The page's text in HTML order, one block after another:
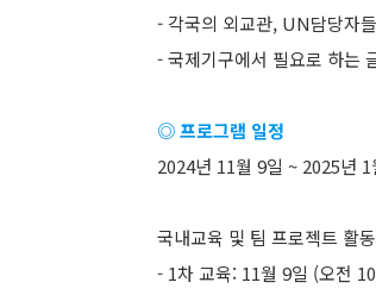
- 각국의 외교관, UN담당자
- 국제기구에서 필요로 하는
◎ 프로그램 일정
2024년 11월 9일 ~ 2025년 1
국내교육 및 팀 프로젝트 활
- 1차 교육: 11월 9일 (오전